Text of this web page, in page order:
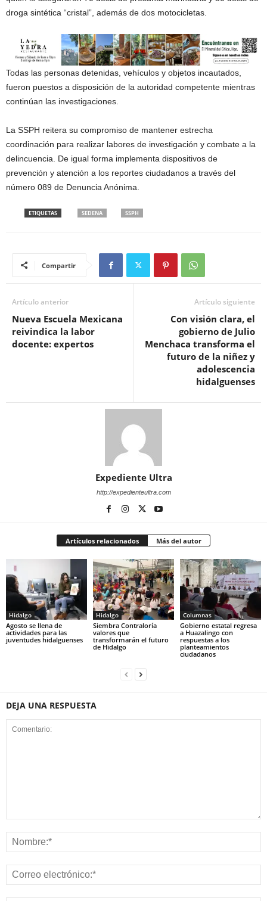
droga sintética “cristal”, además de dos motocicletas.
Todas las personas detenidas, vehículos y objetos incautados,
fueron puestos a disposición de la autoridad competente mientras
continúan las investigaciones.
La SSPH reitera su compromiso de mantener estrecha
coordinación para realizar labores de investigación y combate a la
delincuencia. De igual forma implementa dispositivos de
prevención y atención a los reportes ciudadanos a través del
número 089 de Denuncia Anónima.
ETIQUETAS SEDENA SSPH
Compartir
Artículo anterior
Nueva Escuela Mexicana
reivindica la labor
docente: expertos
Artículo siguiente
Con visión clara, el
gobierno de Julio
Menchaca transforma el
futuro de la niñez y
adolescencia
hidalguenses
Expediente Ultra
http://expedienteultra.com
Artículos relacionados Más del autor
Hidalgo
Agosto se llena de
actividades para las
juventudes hidalguenses
Hidalgo
Siembra Contraloría
valores que
transformarán el futuro
de Hidalgo
Columnas
Gobierno estatal regresa
a Huazalingo con
respuestas a los
planteamientos
ciudadanos
DEJA UNA RESPUESTA